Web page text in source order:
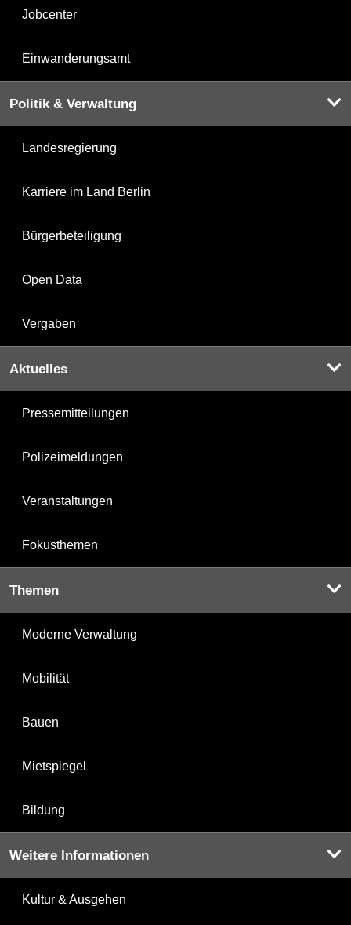
Jobcenter
Einwanderungsamt
Politik & Verwaltung
Landesregierung
Karriere im Land Berlin
Bürgerbeteiligung
Open Data
Vergaben
Aktuelles
Pressemitteilungen
Polizeimeldungen
Veranstaltungen
Fokusthemen
Themen
Moderne Verwaltung
Mobilität
Bauen
Mietspiegel
Bildung
Weitere Informationen
Kultur & Ausgehen